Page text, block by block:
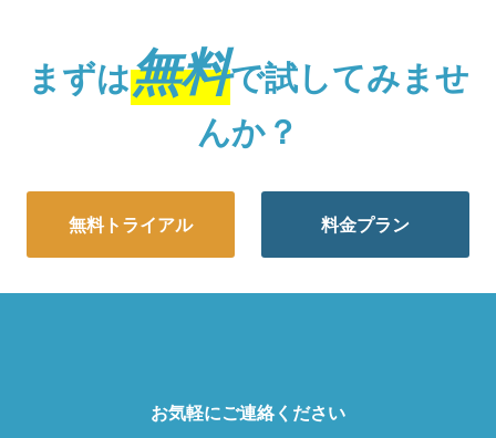
まずは無料で試してみませ
んか？
無料トライアル 料金プラン
お気軽にご連絡ください